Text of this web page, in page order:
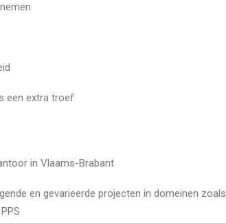
een extra troef
in Vlaams-Brabant
en gevarieerde projecten in domeinen zoals